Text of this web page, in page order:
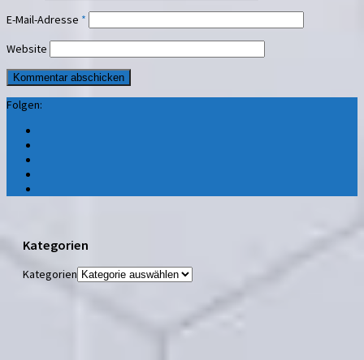
E-Mail-Adresse *
Website
Folgen:
Kategorien
Kategorien